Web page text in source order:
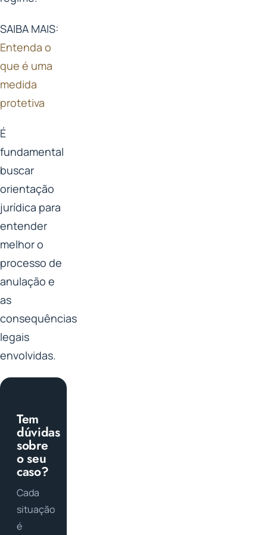
SAIBA MAIS:
Entenda o
que é uma
medida
protetiva
É
fundamental
buscar
orientação
jurídica para
entender
melhor o
processo de
anulação e
as
consequências
legais
envolvidas.
Tem
dúvidas
sobre
o seu
caso?
Cada
situação
é